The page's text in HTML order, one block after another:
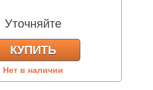
Уточняйте
КУПИТЬ
Нет в наличии